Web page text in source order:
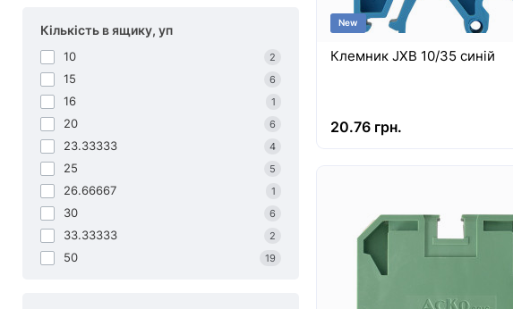
Кількість в ящику, уп
10 2
15 6
16 1
20 6
23.33333 4
25 5
26.66667 1
30 6
33.33333 2
50 19
New
Клемник JXB 10/35 синій
20.76 грн.